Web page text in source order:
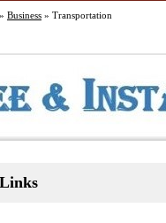
» Business » Transportation